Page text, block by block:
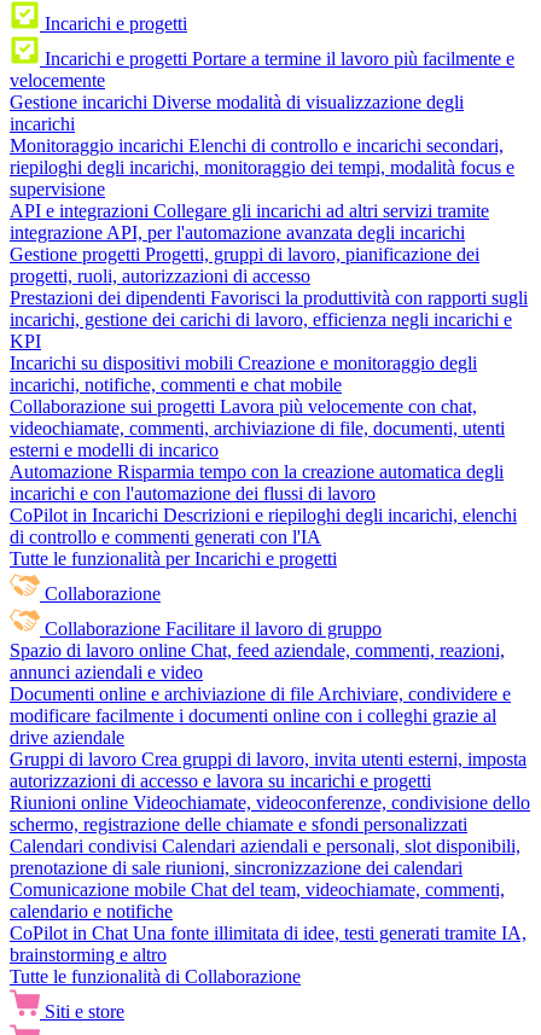
Incarichi e progetti
Incarichi e progetti Portare a termine il lavoro più facilmente e
velocemente
Gestione incarichi Diverse modalità di visualizzazione degli
incarichi
Monitoraggio incarichi Elenchi di controllo e incarichi secondari,
riepiloghi degli incarichi, monitoraggio dei tempi, modalità focus e
supervisione
API e integrazioni Collegare gli incarichi ad altri servizi tramite
integrazione API, per l'automazione avanzata degli incarichi
Gestione progetti Progetti, gruppi di lavoro, pianificazione dei
progetti, ruoli, autorizzazioni di accesso
Prestazioni dei dipendenti Favorisci la produttività con rapporti sugli
incarichi, gestione dei carichi di lavoro, efficienza negli incarichi e
KPI
Incarichi su dispositivi mobili Creazione e monitoraggio degli
incarichi, notifiche, commenti e chat mobile
Collaborazione sui progetti Lavora più velocemente con chat,
videochiamate, commenti, archiviazione di file, documenti, utenti
esterni e modelli di incarico
Automazione Risparmia tempo con la creazione automatica degli
incarichi e con l'automazione dei flussi di lavoro
CoPilot in Incarichi Descrizioni e riepiloghi degli incarichi, elenchi
di controllo e commenti generati con l'IA
Tutte le funzionalità per Incarichi e progetti
Collaborazione
Collaborazione Facilitare il lavoro di gruppo
Spazio di lavoro online Chat, feed aziendale, commenti, reazioni,
annunci aziendali e video
Documenti online e archiviazione di file Archiviare, condividere e
modificare facilmente i documenti online con i colleghi grazie al
drive aziendale
Gruppi di lavoro Crea gruppi di lavoro, invita utenti esterni, imposta
autorizzazioni di accesso e lavora su incarichi e progetti
Riunioni online Videochiamate, videoconferenze, condivisione dello
schermo, registrazione delle chiamate e sfondi personalizzati
Calendari condivisi Calendari aziendali e personali, slot disponibili,
prenotazione di sale riunioni, sincronizzazione dei calendari
Comunicazione mobile Chat del team, videochiamate, commenti,
calendario e notifiche
CoPilot in Chat Una fonte illimitata di idee, testi generati tramite IA,
brainstorming e altro
Tutte le funzionalità di Collaborazione
Siti e store